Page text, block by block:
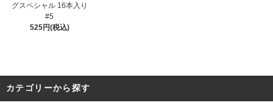
グスペシャル 16本入り
#5
525円(税込)
カテゴリーから探す